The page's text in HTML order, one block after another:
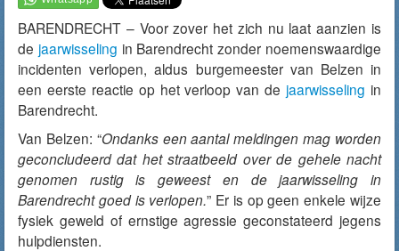
BARENDRECHT – Voor zover het zich nu laat aanzien is
de jaarwisseling in Barendrecht zonder noemenswaardige
incidenten verlopen, aldus burgemeester van Belzen in
een eerste reactie op het verloop van de jaarwisseling in
Barendrecht.
Van Belzen: “Ondanks een aantal meldingen mag worden
geconcludeerd dat het straatbeeld over de gehele nacht
genomen rustig is geweest en de jaarwisseling in
Barendrecht goed is verlopen.” Er is op geen enkele wijze
fysiek geweld of ernstige agressie geconstateerd jegens
hulpdiensten.